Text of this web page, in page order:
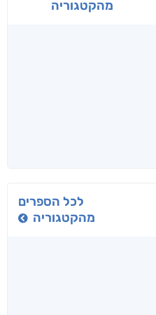
מהקטגוריה
תרדמת
א. פ.